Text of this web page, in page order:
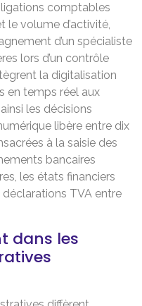
comptables
le volume d’activité,
d’un spécialiste
lors d’un contrôle
la digitalisation
en temps réel aux
les décisions
libère entre dix
à la saisie des
bancaires
les états financiers
TVA entre
dans les